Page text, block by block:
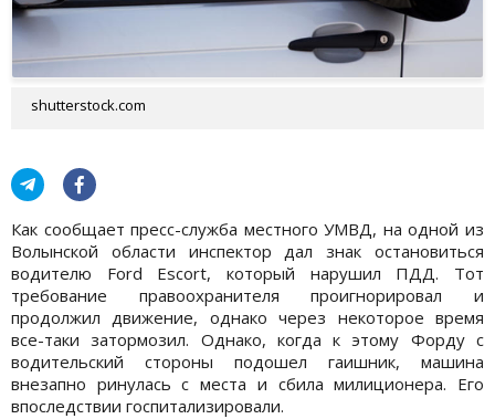
shutterstock.com
Как сообщает пресс-служба местного УМВД, на одной из
Волынской области инспектор дал знак остановиться
водителю Ford Escort, который нарушил ПДД. Тот
требование правоохранителя проигнорировал и
продолжил движение, однако через некоторое время
все-таки затормозил. Однако, когда к этому Форду с
водительский стороны подошел гаишник, машина
внезапно ринулась с места и сбила милиционера. Его
впоследствии госпитализировали.